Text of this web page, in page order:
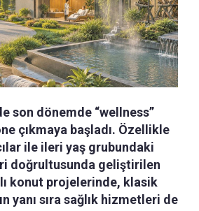
son dönemde “wellness”
çıkmaya başladı. Özellikle
ile ileri yaş grubundaki
doğrultusunda geliştirilen
konut projelerinde, klasik
yanı sıra sağlık hizmetleri de